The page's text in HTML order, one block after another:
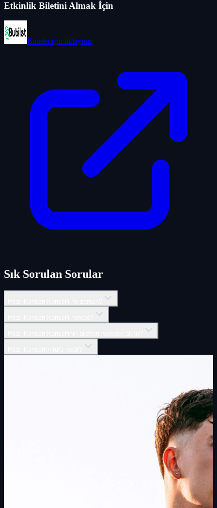
Etkinlik Biletini Almak İçin
Bubilet için tıklayınız
Sık Sorulan Sorular